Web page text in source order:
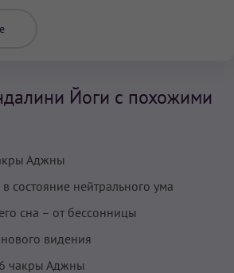
Йоги с похожими
Аджны
состояние нейтрального ума
сна – от бессонницы
видения
чакры Аджны